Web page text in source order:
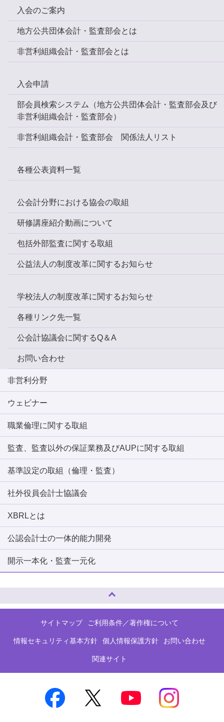
入会のご案内
地方公共団体会計・監査部会とは
非営利組織会計・監査部会とは
入会申請
部会員検索システム（地方公共団体会計・監査部会及び
非営利組織会計・監査部会）
非営利組織会計・監査部会 関係法人リスト
各種公表資料一覧
公会計分野における協会の取組
研修講座紹介動画について
包括外部監査に関する取組
公益法人の制度改革に関するお知らせ
学校法人の制度改革に関するお知らせ
各種リンク先一覧
公会計協議会に関するQ＆A
お問い合わせ
非営利分野
ウェビナー
職業倫理に関する取組
監査、監査以外の保証業務及びAUPに関する取組
基準設定の取組（倫理・監査）
社外役員会計士協議会
XBRLとは
公認会計士の一体的能力開発
開示一本化・監査一元化
サイトマップ ご利用条件／著作権について
情報セキュリティ基本方針 個人情報保護方針 お問い合わせ
関連サイト